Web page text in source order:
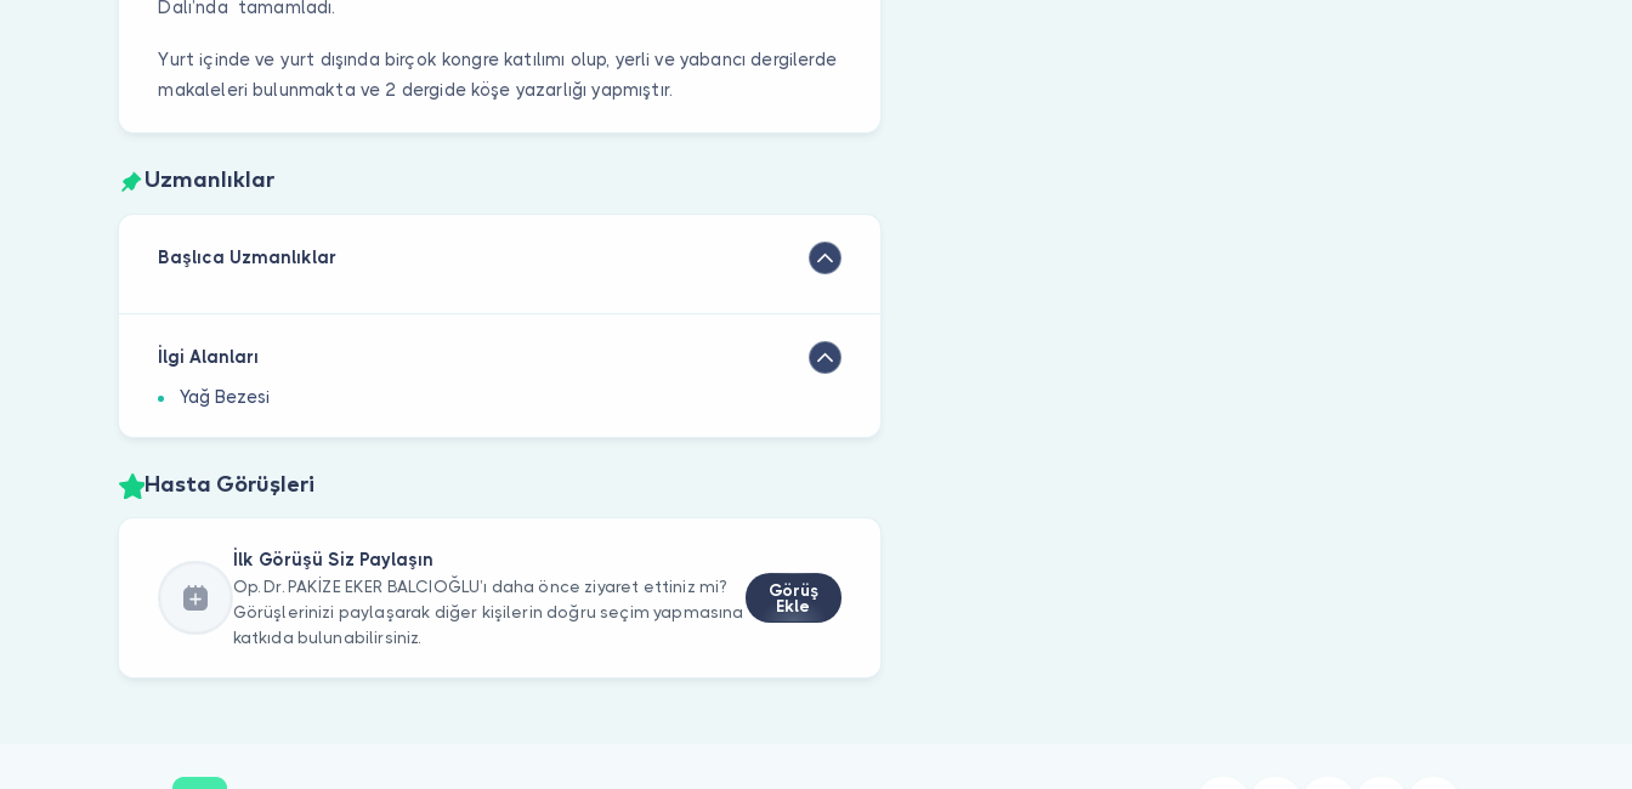
Dalı’nda tamamladı.
Yurt içinde ve yurt dışında birçok kongre katılımı olup, yerli ve yabancı dergilerde
makaleleri bulunmakta ve 2 dergide köşe yazarlığı yapmıştır.
Uzmanlıklar
Başlıca Uzmanlıklar
İlgi Alanları
Yağ Bezesi
Hasta Görüşleri
İlk Görüşü Siz Paylaşın
Op. Dr. PAKİZE EKER BALCIOĞLU’ı daha önce ziyaret ettiniz mi?
Görüşlerinizi paylaşarak diğer kişilerin doğru seçim yapmasına
katkıda bulunabilirsiniz.
Görüş
Ekle